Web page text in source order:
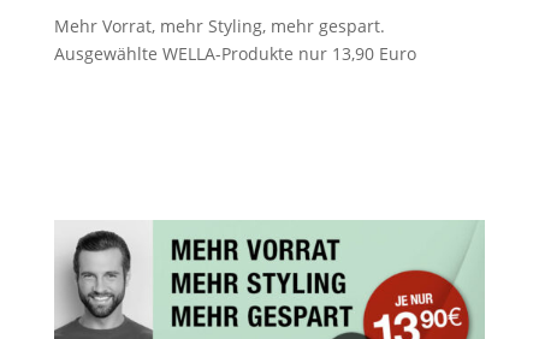
Mehr Vorrat, mehr Styling, mehr gespart.
Ausgewählte WELLA-Produkte nur 13,90 Euro